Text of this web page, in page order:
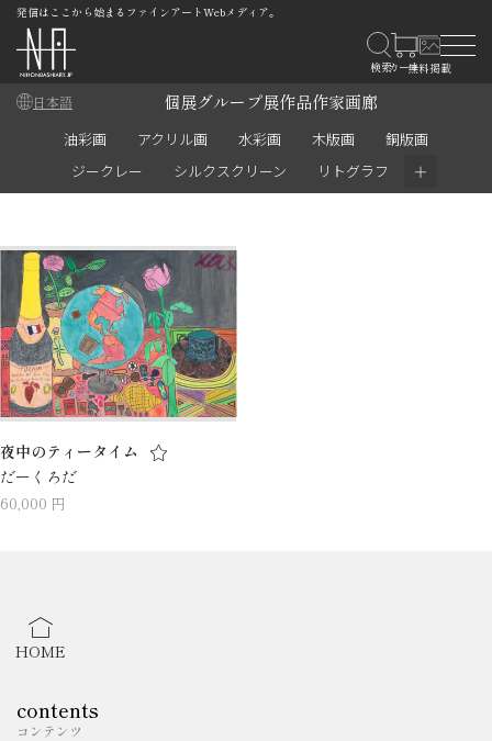
発信はここから始まるファインアートWebメディア。
日本語 個展グループ展作品作家画廊
油彩画 アクリル画 水彩画 木版画
銅版画
ジークレー
シルクスクリーン リトグラフ ＋
夜中のティータイム
だーくろだ
60,000 円
HOME
contents
コンテンツ